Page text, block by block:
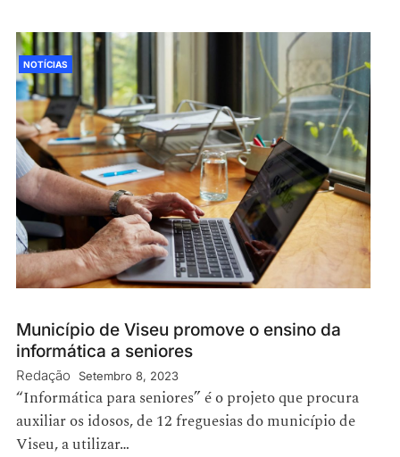
NOTÍCIAS
Município de Viseu promove o ensino da
informática a seniores
Redação Setembro 8, 2023
“Informática para seniores” é o projeto que procura
auxiliar os idosos, de 12 freguesias do município de
Viseu, a utilizar…